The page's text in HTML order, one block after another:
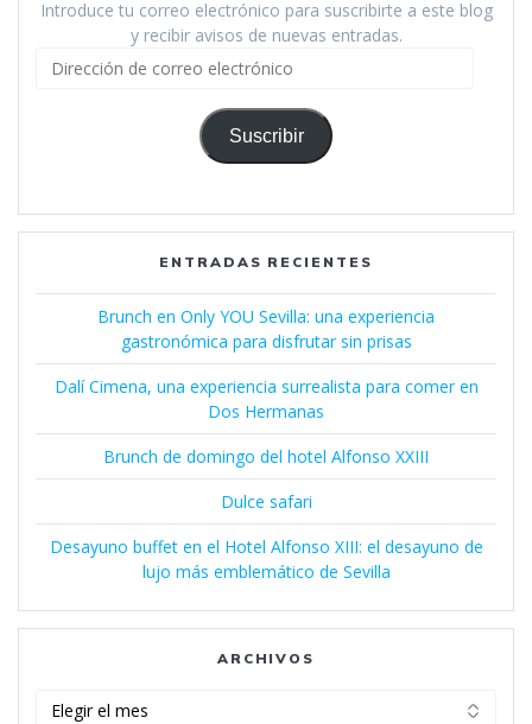
Introduce tu correo electrónico para suscribirte a este blog
y recibir avisos de nuevas entradas.
Dirección
correo
electrónico
Suscribir
ENTRADAS RECIENTES
Brunch en Only YOU Sevilla: una experiencia
gastronómica para disfrutar sin prisas
Dalí Cimena, una experiencia surrealista para comer en
Dos Hermanas
Brunch de domingo del hotel Alfonso XXIII
Dulce safari
Desayuno buffet en el Hotel Alfonso XIII: el desayuno de
lujo más emblemático de Sevilla
ARCHIVOS